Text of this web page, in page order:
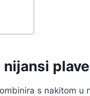
s nakitom u